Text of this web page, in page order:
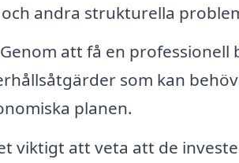
andra strukturella
Genom att få en professionell
som kan
planen.
viktigt att veta att de